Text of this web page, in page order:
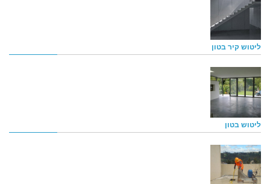
ליטוש קיר בטון
ליטוש בטון